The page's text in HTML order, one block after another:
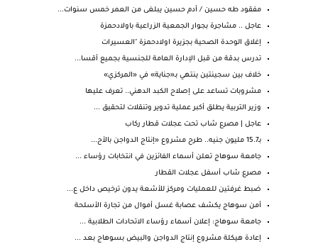
مفقود طه حسين / أدم حسين يبلغى من العمر خمس سنوات...
عاجل .. مشاجرة بجوار الجمعية الزراعية باولادحمزة
إغلاق الوحدة الصحية بجزيرة اولادحمزة "العسيرات
تدرس بدقة من قبل الإدارة العامة للجنسية بجميع أقسا...
خلاف بين سجينتين ينتهي بـ«جناية» في «المركزي»
مشروبات تساعد على إصلاح الكبد الدهني.. تعرف عليها
وزير التربية يطلق أكبر عملية تدوير وتنقلات لتحقيق ...
عاجل | مصرع شاب تحت عجلات قطار ركاب
بـ15.7 مليون جنيه.. طرح مشروع «إنتاج الدواجن بالأح...
جامعة سوهاج تعلن أسماء الفائزين في انتخابات رؤساء ...
مصرع شاب أسفل عجلات القطار
ضبط غرفتين للعمليات ومركز للأشعة يدون ترخيص داخل ع...
أمن سوهاج يكشف عصابة غسل أموال من تجارة الأسلحة
جامعة سوهاج: إعلان أسماء رؤساء الاتحادات الطلابية ...
إعادة هيكلة مشروع إنتاج الدواجن والبيض بسوهاج بعد ...